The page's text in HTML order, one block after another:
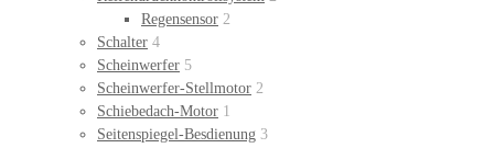
Regensensor 2
Schalter 4
Scheinwerfer 5
Scheinwerfer-Stellmotor 2
Schiebedach-Motor 1
Seitenspiegel-Besdienung 3